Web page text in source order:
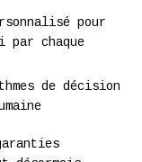
pour
par chaque
de décision